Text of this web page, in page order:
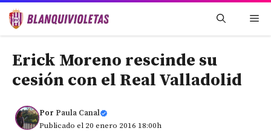
Saltar
Erick Moreno rescinde su
cesión con el Real Valladolid
Por Paula Canal
Publicado el 20 enero 2016 18:00h